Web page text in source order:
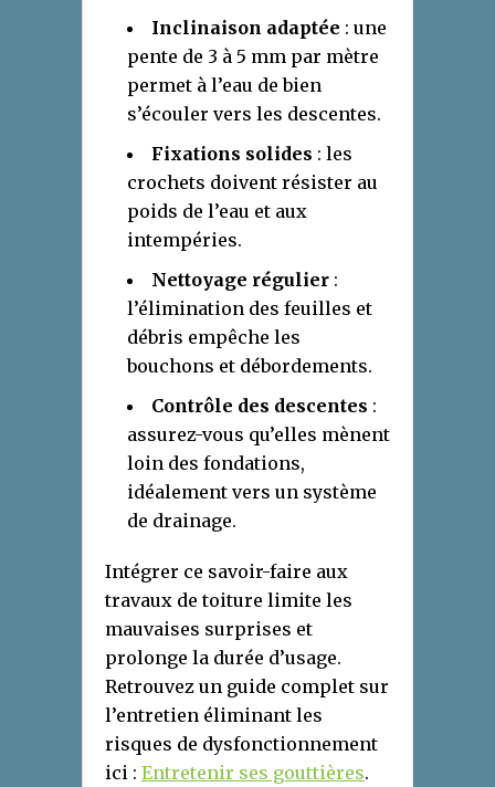
Inclinaison adaptée : une
pente de 3 à 5 mm par mètre
permet à l’eau de bien
s’écouler vers les descentes.
Fixations solides : les
crochets doivent résister au
poids de l’eau et aux
intempéries.
Nettoyage régulier :
l’élimination des feuilles et
débris empêche les
bouchons et débordements.
Contrôle des descentes :
assurez-vous qu’elles mènent
loin des fondations,
idéalement vers un système
de drainage.
Intégrer ce savoir-faire aux
travaux de toiture limite les
mauvaises surprises et
prolonge la durée d’usage.
Retrouvez un guide complet sur
l’entretien éliminant les
risques de dysfonctionnement
ici : Entretenir ses gouttières.